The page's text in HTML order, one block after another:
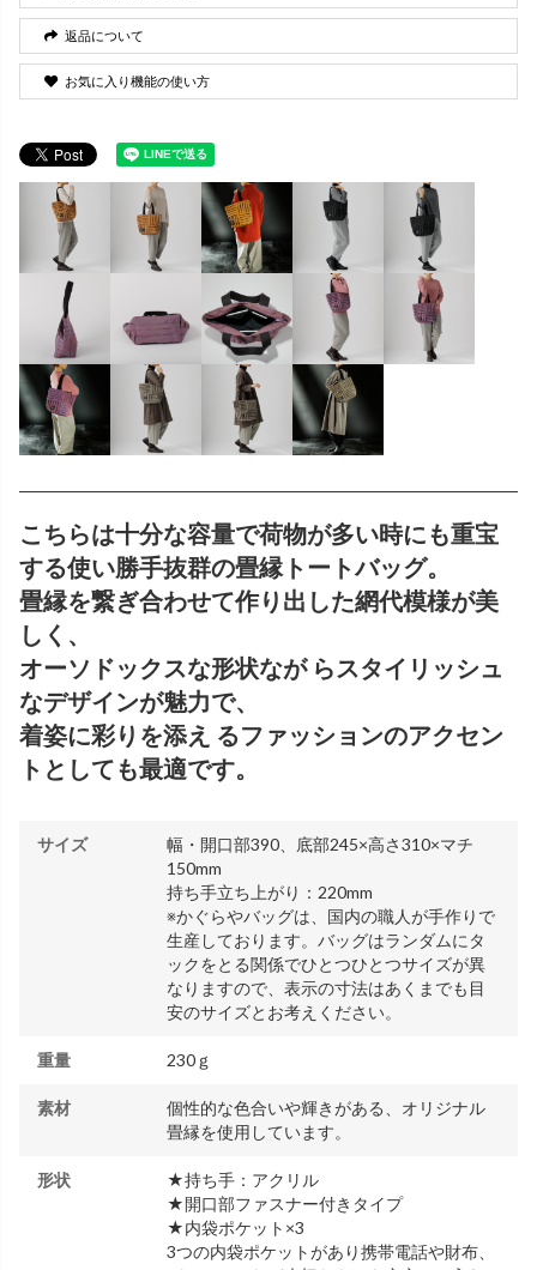
返品について
お気に入り機能の使い方
こちらは十分な容量で荷物が多い時にも重宝
する使い勝手抜群の畳縁トートバッグ。
畳縁を繋ぎ合わせて作り出した網代模様が美
しく、
オーソドックスな形状なが らスタイリッシュ
なデザインが魅力で、
着姿に彩りを添え るファッションのアクセン
トとしても最適です。
サイズ
幅・開口部390、底部245×高さ310×マチ
150mm
持ち手立ち上がり：220mm
※かぐらやバッグは、国内の職人が手作りで
生産しております。バッグはランダムにタ
ックをとる関係でひとつひとつサイズが異
なりますので、表示の寸法はあくまでも目
安のサイズとお考えください。
重量 230ｇ
素材
個性的な色合いや輝きがある、オリジナル
畳縁を使用しています。
形状
★持ち手：アクリル
★開口部ファスナー付きタイプ
★内袋ポケット×3
3つの内袋ポケットがあり携帯電話や財布、